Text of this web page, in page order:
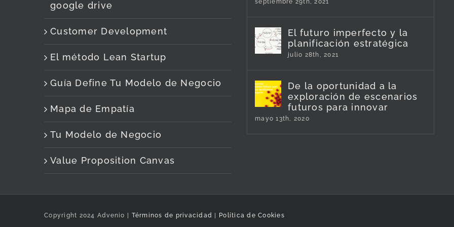
google drive
Customer Development
El método Lean Startup
Guía Define Tu Modelo de Negocio
Mapa de Empatía
Tu Modelo de Negocio
Value Proposition Canvas
septiembre 29th, 2021
El futuro imperfecto y la
planificación estratégica
julio 28th, 2021
De la oportunidad a la
exploración de escenarios
futuros para innovar
mayo 13th, 2020
Copyright 2024 Advenio | Términos de privacidad Política de Cookies